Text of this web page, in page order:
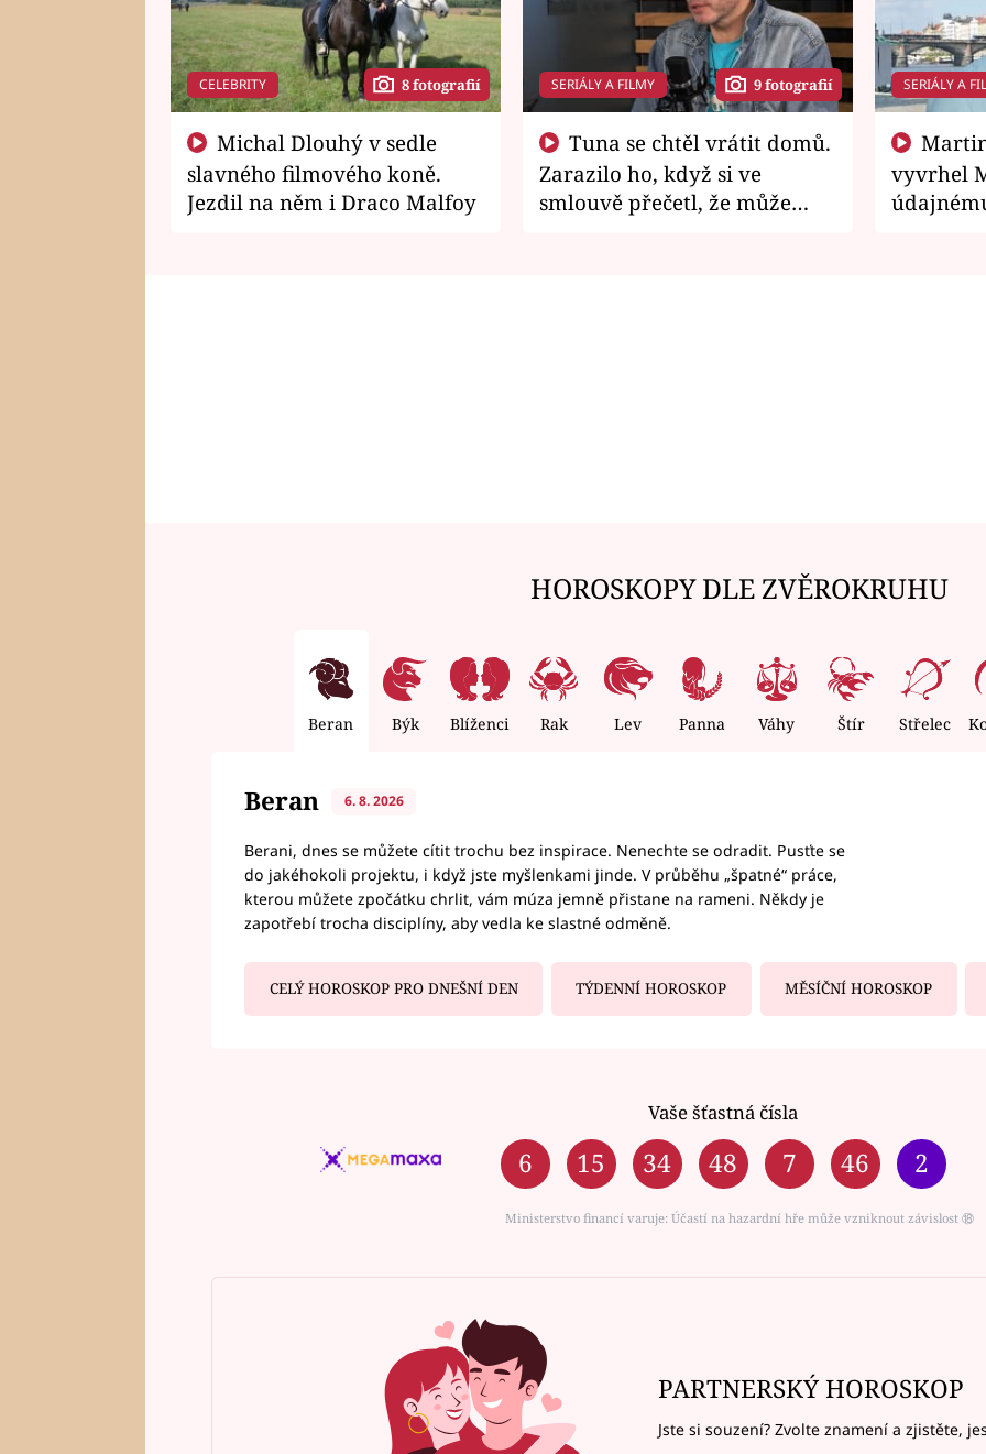
CELEBRITY 8 fotografií
slavného filmového koně.
Jezdil na něm i Draco Malfoy
SERIÁLY A FILMY 9 fotografií
Zarazilo ho, když si ve
smlouvě přečetl, že může
SERIÁLY A
vyvrhel
HOROSKOPY DLE ZVĚROKRUHU
Beran Býk Blíženci Rak Lev Panna Váhy Štír Střelec
Beran 6. 8. 2026
Berani, dnes se můžete cítit trochu bez inspirace. Nenechte se odradit. Pusťte se
do jakéhokoli projektu, i když jste myšlenkami jinde. V průběhu „špatné“ práce,
kterou můžete zpočátku chrlit, vám múza jemně přistane na rameni. Někdy je
zapotřebí trocha disciplíny, aby vedla ke slastné odměně.
CELÝ HOROSKOP PRO DNEŠNÍ DEN TÝDENNÍ HOROSKOP MĚSÍČNÍ HOROSKOP
Vaše šťastná čísla
6 15 34 48 7 46 2
Ministerstvo financí varuje: Účastí na hazardní hře může vzniknout závislost ⑱
PARTNERSKÝ HOROSKOP
Jste si souzení? Zvolte znamení a zjistěte,